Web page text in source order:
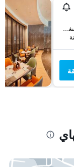
728 Pu Dong Avenue, شنغهاي, الصين